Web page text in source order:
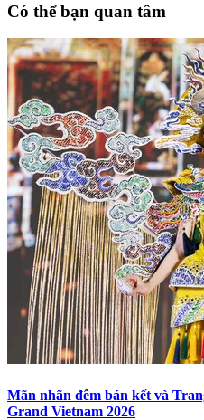
Có thể bạn quan tâm
Mãn nhãn đêm bán kết và
Grand Vietnam 2026